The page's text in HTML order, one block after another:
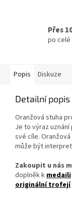
Přes
po celé
Popis Diskuze
Detailní
Oranžová stuha
Je to výraz
své cíle.
může být
Zakoupit u nás
doplněk kmedaili
originální trofejí